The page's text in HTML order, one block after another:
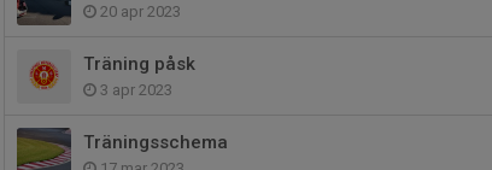
20 apr 2023
Träning påsk
3 apr 2023
Träningsschema